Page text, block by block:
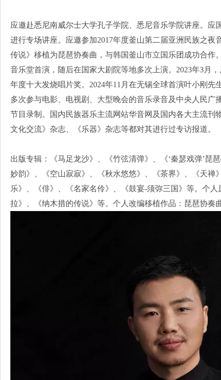
应邀赴悉尼南威尔士大学孔子学院、悉尼音乐学院讲座。应
进行专场讲座。应邀参加2017年度釜山第二届亚洲民族之夜
传说》移植为琵琶协奏曲，与韩国釜山市立国乐团成功合作
音乐堂首演，随后在国家大剧院等地多次上演。2023年3月
年度十大发烧唱片奖。2024年11月在无锡全球首演叶小刚
多次参与电影、电视剧、大型晚会的音乐录音及中央人民广
节目录制。国内民族器乐主流网站华音网及国内各大主流刊
文化交流》杂志、《乐器》杂志等都对其进行过专访报道。
出版专辑：《马足龙沙》、《竹弦清弹》、《‘秦瑟戏弹’琵
妙韵》、《空山寂寂》、《秋水悠悠》、《茶界》、《天禅
乐》、《俳》、《名家名伶》、《鼓宴-须弥三国》等。个
拉》、《纳木措的传说》等。个人改编移植作品：琵琶协奏